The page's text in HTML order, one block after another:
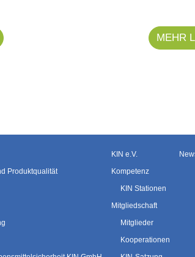
MEHR
Produktqualität
KIN e.V.
Kompetenz
KIN Stationen
Mitgliedschaft
Mitglieder
Kooperationen